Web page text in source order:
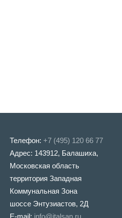
Телефон: +7 (495) 120 66 77
Адрес: 143912, Балашиха,
Московская область
территория Западная
Коммунальная Зона
шоссе Энтузиастов, 2Д
E-mail: info@italsan.ru